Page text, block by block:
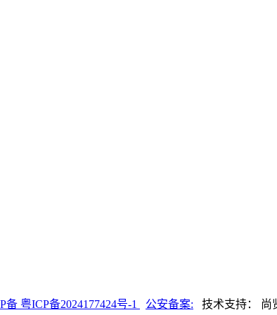
备 粤ICP备2024177424号-1 公安备案: 技术支持： 尚